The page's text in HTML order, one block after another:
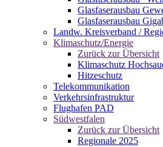
Glasfaserausbau
Glasfaserausbau
Landw. Kreisverband /
Klimaschutz/Energie
Zurück zur Übersicht
Klimaschutz
Hitzeschutz
Telekommunikation
Verkehrsinfrastruktur
Flughafen PAD
Südwestfalen
Zurück zur Übersicht
Regionale 2025